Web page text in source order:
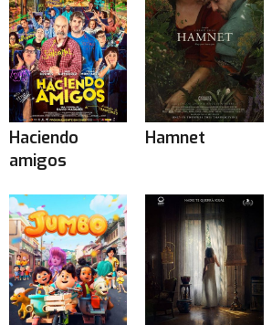
Haciendo
amigos
Hamnet